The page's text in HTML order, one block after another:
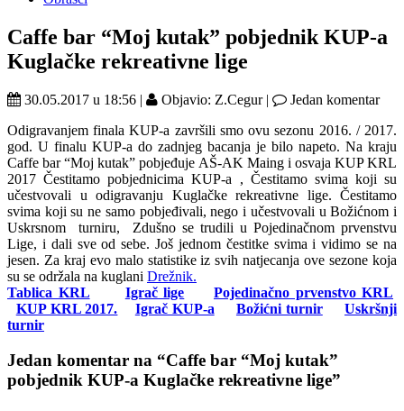
Caffe bar “Moj kutak” pobjednik KUP-a
Kuglačke rekreativne lige
30.05.2017 u 18:56 | Objavio: Z.Cegur |
Jedan komentar
Odigravanjem finala KUP-a završili smo ovu sezonu 2016. / 2017.
god. U finalu KUP-a do zadnjeg bacanja je bilo napeto. Na kraju
Caffe bar “Moj kutak” pobjeđuje AŠ-AK Maing i osvaja KUP KRL
2017 Čestitamo pobjednicima KUP-a , Čestitamo svima koji su
učestvovali u odigravanju Kuglačke rekreativne lige. Čestitamo
svima koji su ne samo pobjeđivali, nego i učestvovali u Božićnom i
Uskrsnom turniru, Zdušno se trudili u Pojedinačnom prvenstvu
Lige, i dali sve od sebe. Još jednom čestitke svima i vidimo se na
jesen. Za kraj evo malo statistike iz svih natjecanja ove sezone koja
su se održala na kuglani Drežnik.
Tablica KRL
Igrač lige
Pojedinačno prvenstvo KRL
KUP KRL 2017.
Igrač KUP-a Božićni turnir
Uskršnji
turnir
Jedan komentar na “Caffe bar “Moj kutak”
pobjednik KUP-a Kuglačke rekreativne lige”